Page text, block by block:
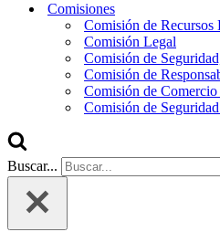
Comisiones
Comisión de Recursos
Comisión Legal
Comisión de
Comisión de
Comisión de
Comisión de
Buscar...